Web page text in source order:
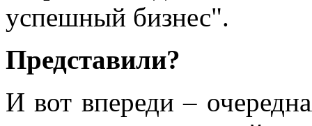
успешный бизнес".
Представили?
И вот впереди –